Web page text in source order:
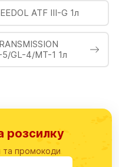
ATF III-G 1л
GL-4/MT-1 1л
розсилку
та промокоди